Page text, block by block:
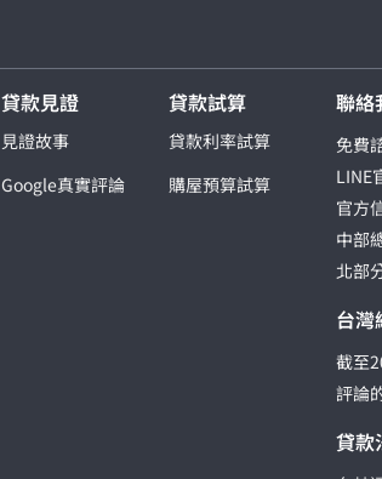
貸款見證
見證故事
Google真實評論
貸款試算
貸款利率試算
購屋預算試算
聯絡
免費
LINE
官方
中部
北部
台灣
截至
評論
貸款